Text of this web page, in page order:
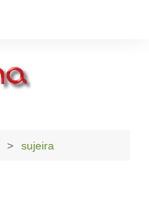
sujeira